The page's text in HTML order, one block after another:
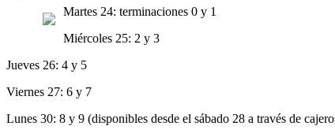
Martes 24: terminaciones 0 y 1
Miércoles 25: 2 y 3
Jueves 26: 4 y 5
Viernes 27: 6 y 7
Lunes 30: 8 y 9 (disponibles desde el sábado 28 a través de